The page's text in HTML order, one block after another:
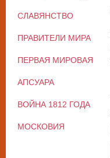
СЛАВЯНСТВО
ПРАВИТЕЛИ МИРА
ПЕРВАЯ МИРОВАЯ
АПСУАРА
ВОЙНА 1812 ГОДА
МОСКОВИЯ